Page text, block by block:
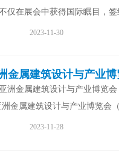
仅在展会中获得国际瞩目，
2023-11-30
金属建筑设计与产业
洲金属建筑设计与产业博览
洲金属建筑设计与产业博览会
2023-11-28